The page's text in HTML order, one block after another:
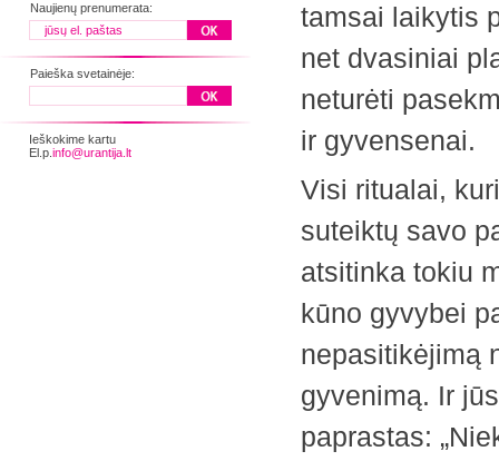
Naujienų prenumerata:
Paieška svetainėje:
Ieškokime kartu
El.p. info@urantija.lt
tamsai laikytis
net dvasiniai
neturėti
ir gyvensenai.
Visi ritualai,
suteiktų savo
atsitinka tokiu
kūno gyvybei
nepasitikėjimą
gyvenimą. Ir
paprastas: